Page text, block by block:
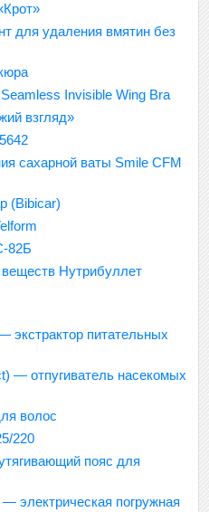
для удаления вмятин без
Invisible Wing Bra
взгляд»
сахарной ваты Smile CFM
(Bibicar)
82Б
Нутрибуллет
экстрактор питательных
— отпугиватель насекомых
волос
220
пояс для
электрическая погружная